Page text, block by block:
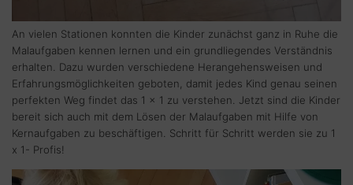
An vielen Stationen konnten die Kinder zunächst ganz in Ruhe die
Malaufgaben kennen lernen und ein grundliegendes Verständnis
erhalten. Dazu wurden verschiedene Herangehensweisen und
Erfahrungsmöglichkeiten geboten, damit jedes Kind genau seinen
perfekten Weg findet das 1 x 1 zu verstehen. Jetzt sind die Kinder
bereit sich auch mit dem Lösen der Malaufgaben mit Hilfe von
Kernaufgaben zu beschäftigen. Schritt für Schritt werden sie zu 1
x 1- Profis!